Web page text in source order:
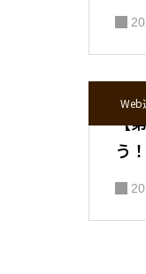
Web
【
う